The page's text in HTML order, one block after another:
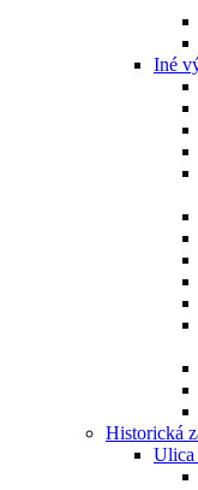
Iné
Historická
Ulica